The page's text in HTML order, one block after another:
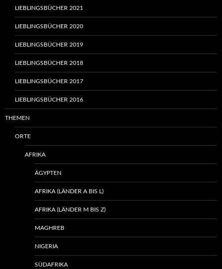
LIEBLINGSBÜCHER 2021
LIEBLINGSBÜCHER 2020
LIEBLINGSBÜCHER 2019
LIEBLINGSBÜCHER 2018
LIEBLINGSBÜCHER 2017
LIEBLINGSBÜCHER 2016
THEMEN
ORTE
AFRIKA
ÄGYPTEN
AFRIKA (LÄNDER A BIS L)
AFRIKA (LÄNDER M BIS Z)
MAGHREB
NIGERIA
SÜDAFRIKA